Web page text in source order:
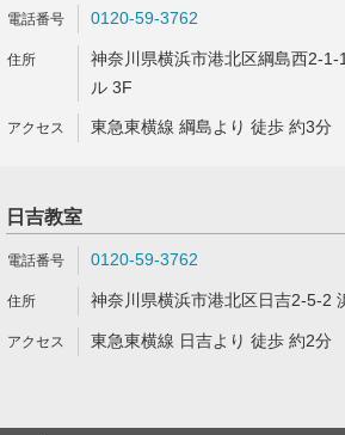
0120-59-3762
神奈川県横浜市港北区綱島西2-
ル 3F
東急東横線 綱島より 徒歩 約3分
日吉教室
0120-59-3762
神奈川県横浜市港北区日吉2-5-2
東急東横線 日吉より 徒歩 約2分